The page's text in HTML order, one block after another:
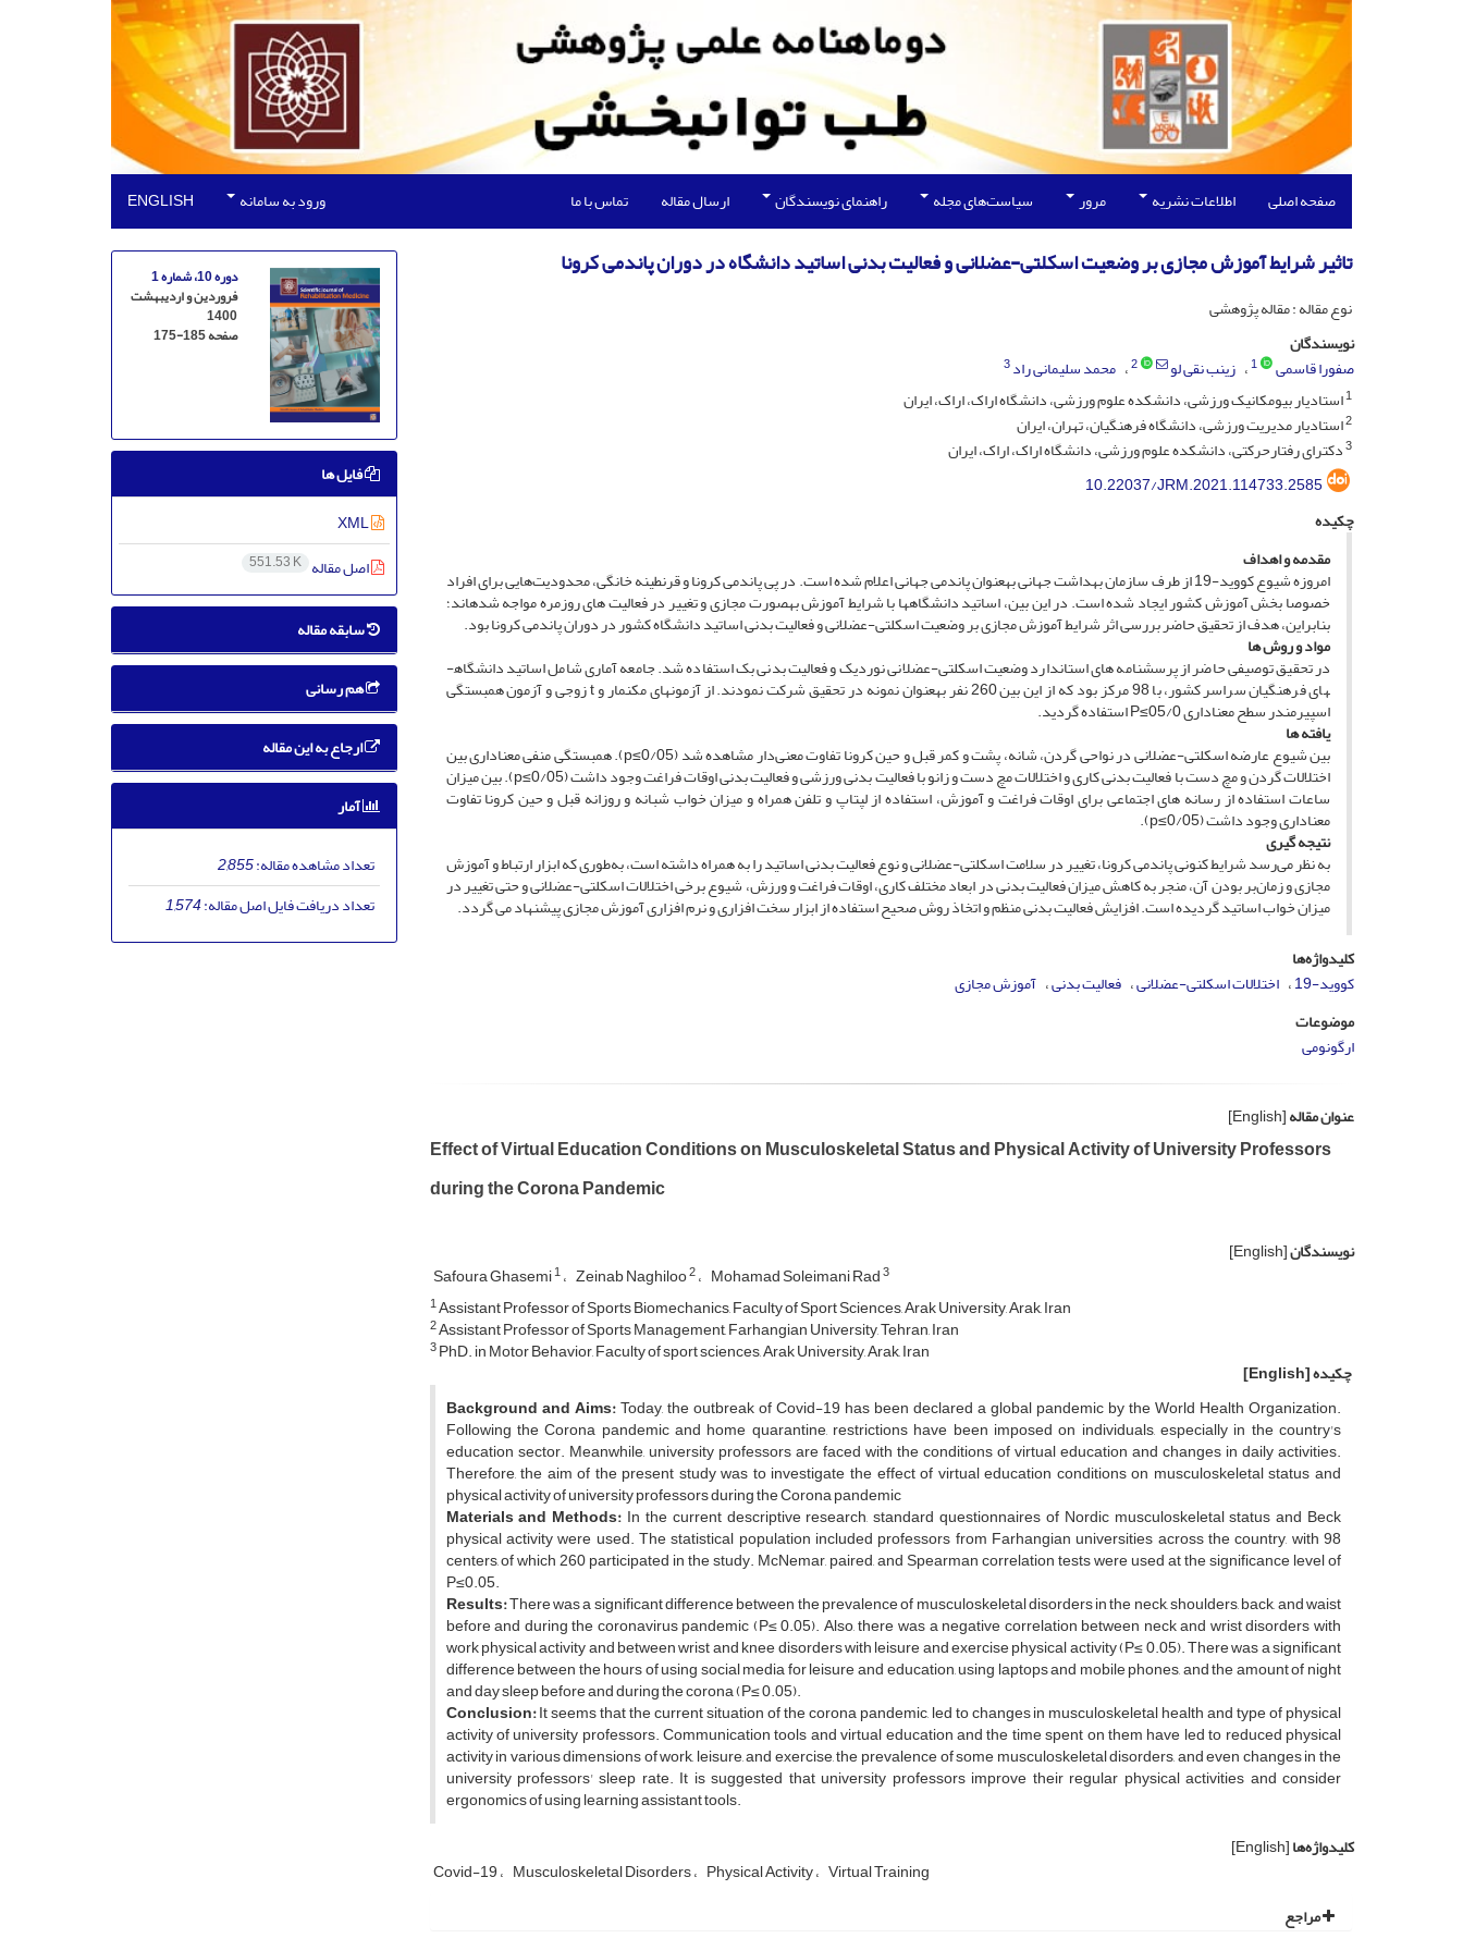
صفحه اصلی اطلاعات نشریه مرور سیاست‌های مجله راهنمای نویسندگان ارسال مقاله تماس با ما ورود به سامانه ENGLISH
تاثیر شرایط آموزش مجازی بر وضعیت اسکلتی-عضلانی و فعالیت بدنی اساتید دانشگاه در دوران پاندمی کرونا
نوع مقاله : مقاله پژوهشی
نویسندگان
صفورا قاسمی
1 زینب نقی لو 2 محمد سلیمانی راد3
1استادیار بیومکانیک ورزشی، دانشکده علوم ورزشی، دانشگاه اراک، اراک، ایران
2استادیار مدیریت ورزشی، دانشگاه فرهنگیان، تهران، ایران
3دکترای رفتارحرکتی، دانشکده علوم ورزشی، دانشگاه اراک، اراک، ایران
10.22037/JRM.2021.114733.2585
چکیده
مقدمه و اهداف
امروزه شیوع کووید-19 از طرف سازمان بهداشت جهانی به­عنوان پاندمی جهانی اعلام شده است. در پی پاندمی کرونا و قرنطینه خانگی، محدودیت‌هایی برای افراد
خصوصا بخش آموزش کشور ایجاد شده است. در این بین، اساتید دانشگاه­ها با شرایط آموزش به­صورت مجازی و تغییر در فعالیت ­های روزمره مواجه شده­اند؛
بنابراین، هدف از تحقیق حاضر بررسی اثر شرایط آموزش مجازی بر وضعیت اسکلتی-عضلانی و فعالیت بدنی اساتید دانشگاه کشور در دوران پاندمی کرونا بود.
مواد و روش ­ها
در تحقیق توصیفی حاضر از پرسشنامه­ های استاندارد وضعیت اسکلتی-عضلانی نوردیک و فعالیت بدنی بک استفاده شد. جامعه آماری شامل اساتید دانشگاه­
های فرهنگیان سراسر کشور، با 98 مرکز بود که از این بین 260 نفر به­عنوان نمونه در تحقیق شرکت نمودند. از آزمون­های مک­نمار و t زوجی و آزمون همبستگی
اسپیرمندر سطح معناداری 05/0≥P استفاده گردید.
یافته ها
بین شیوع عارضه اسکلتی-عضلانی در نواحی گردن، شانه، پشت و کمر قبل و حین کرونا تفاوت معنی‌دار مشاهده شد (0/05≥p). همبستگی منفی معناداری بین
اختلالات گردن و مچ دست با فعالیت بدنی کاری و اختلالات مچ دست و زانو با فعالیت بدنی ورزشی و فعالیت بدنی اوقات فراغت وجود داشت (0/05≥p). بین میزان
ساعات استفاده از رسانه­ های اجتماعی برای اوقات فراغت و آموزش، استفاده از لپ­تاپ و تلفن همراه و میزان خواب شبانه و روزانه قبل و حین کرونا تفاوت
معناداری وجود داشت (0/05≥p).
نتیجه­ گیری
به نظر می‌رسد شرایط کنونی پاندمی کرونا، تغییر در سلامت اسکلتی-عضلانی و نوع فعالیت بدنی اساتید را به همراه داشته است، به‌طوری ‌که ابزار ارتباط و آموزش
مجازی و زمان‌بر بودن آن، منجر به کاهش میزان فعالیت بدنی در ابعاد مختلف کاری، اوقات فراغت و ورزش، شیوع برخی اختلالات اسکلتی-عضلانی و حتی تغییر در
میزان خواب اساتید گردیده است. افزایش فعالیت بدنی منظم و اتخاذ روش صحیح استفاده از ابزار سخت ­افزاری و نرم ­افزاری آموزش مجازی پیشنهاد می ­گردد.
کلیدواژه‌ها
کووید-19
اختلالات اسکلتی-عضلانی فعالیت بدنی آموزش مجازی
موضوعات
ارگونومی
عنوان مقاله[English]
Effect of Virtual Education Conditions on Musculoskeletal Status and Physical Activity of University Professors
during the Corona Pandemic
نویسندگان[English]
Safoura Ghasemi1 Zeinab Naghiloo2 Mohamad Soleimani Rad3
1Assistant Professor of Sports Biomechanics, Faculty of Sport Sciences, Arak University, Arak, Iran
2Assistant Professor of Sports Management, Farhangian University, Tehran, Iran
3PhD. in Motor Behavior, Faculty of sport sciences, Arak University, Arak, Iran
چکیده[English]
Background and Aims:Today, the outbreak of Covid-19 has been declared a global pandemic by the World Health Organization.
Following the Corona pandemic and home quarantine, restrictions have been imposed on individuals, especially in the country's
education sector. Meanwhile, university professors are faced with the conditions of virtual education and changes in daily activities.
Therefore, the aim of the present study was to investigate the effect of virtual education conditions on musculoskeletal status and
physical activity of university professors during the Corona pandemic
Materials and Methods: In the current descriptive research, standard questionnaires of Nordic musculoskeletal status and Beck
physical activity were used. The statistical population included professors from Farhangian universities across the country, with 98
centers, of which 260 participated in the study. McNemar, paired, and Spearman correlation tests were used at the significance level of
P≤0.05.
Results:There was a significant difference between the prevalence of musculoskeletal disorders in the neck, shoulders, back, and waist
before and during the coronavirus pandemic (P≤ 0.05). Also, there was a negative correlation between neck and wrist disorders with
work physical activity and between wrist and knee disorders with leisure and exercise physical activity (P≤ 0.05). There was a significant
difference between the hours of using social media for leisure and education, using laptops and mobile phones, and the amount of night
and day sleep before and during the corona (P≤ 0.05).
Conclusion:It seems that the current situation of the corona pandemic, led to changes in musculoskeletal health and type of physical
activity of university professors. Communication tools and virtual education and the time spent on them have led to reduced physical
activity in various dimensions of work, leisure, and exercise, the prevalence of some musculoskeletal disorders, and even changes in the
university professors' sleep rate. It is suggested that university professors improve their regular physical activities and consider
ergonomics of using learning assistant tools.
کلیدواژه‌ها[English]
Covid-19 Musculoskeletal Disorders Physical Activity Virtual Training
مراجع
دوره 10، شماره 1
فروردین و اردیبهشت
1400
صفحه175-185
فایل ها
XML
اصل مقاله 551.53 K
سابقه مقاله
هم رسانی
ارجاع به این مقاله
آمار
تعداد مشاهده مقاله:2,855
تعداد دریافت فایل اصل مقاله:1,574